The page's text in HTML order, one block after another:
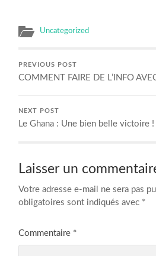
Uncategorized
PREVIOUS POST
COMMENT FAIRE DE L’INFO
NEXT POST
Le Ghana : Une bien belle victoire !
Laisser un
Votre adresse e-mail ne sera pas
obligatoires sont indiqués avec *
Commentaire *